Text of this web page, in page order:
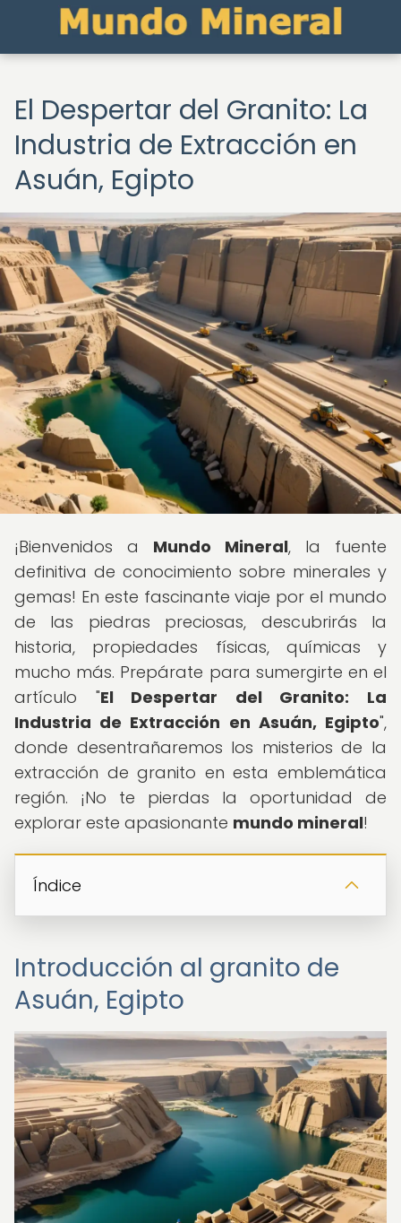
El Despertar del Granito: La
Industria de Extracción en
Asuán, Egipto
¡Bienvenidos a Mundo Mineral, la fuente
definitiva de conocimiento sobre minerales y
gemas! En este fascinante viaje por el mundo
de las piedras preciosas, descubrirás la
historia, propiedades físicas, químicas y
mucho más. Prepárate para sumergirte en el
artículo "El Despertar del Granito: La
Industria de Extracción en Asuán, Egipto",
donde desentrañaremos los misterios de la
extracción de granito en esta emblemática
región. ¡No te pierdas la oportunidad de
explorar este apasionante mundo mineral!
Índice
Introducción al granito de
Asuán, Egipto